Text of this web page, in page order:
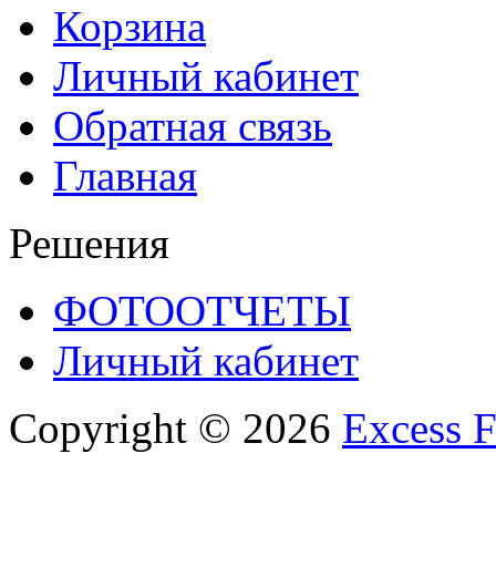
Корзина
Личный кабинет
Обратная связь
Главная
Решения
ФОТООТЧЕТЫ
Личный кабинет
Copyright © 2026 Excess